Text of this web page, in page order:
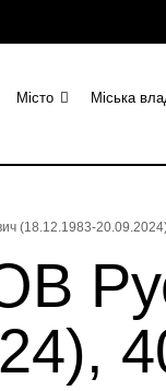
Місто Міська
(18.12.1983-